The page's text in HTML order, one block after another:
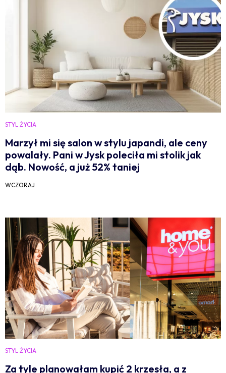
STYL ŻYCIA
Marzył mi się salon w stylu japandi, ale ceny
powalały. Pani w Jysk poleciła mi stolik jak
dąb. Nowość, a już 52% taniej
WCZORAJ
STYL ŻYCIA
Za tyle planowałam kupić 2 krzesła, a z